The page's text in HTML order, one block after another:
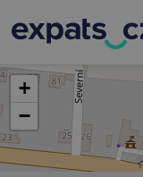
+
−